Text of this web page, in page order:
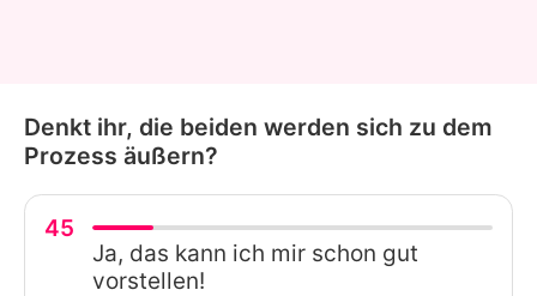
Denkt ihr, die beiden werden sich zu dem
Prozess äußern?
45
Ja, das kann ich mir schon gut
vorstellen!